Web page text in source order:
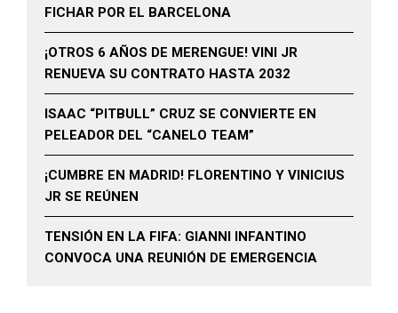
FICHAR POR EL BARCELONA
¡OTROS 6 AÑOS DE MERENGUE! VINI JR
RENUEVA SU CONTRATO HASTA 2032
ISAAC “PITBULL” CRUZ SE CONVIERTE EN
PELEADOR DEL “CANELO TEAM”
¡CUMBRE EN MADRID! FLORENTINO Y VINICIUS
JR SE REÚNEN
TENSIÓN EN LA FIFA: GIANNI INFANTINO
CONVOCA UNA REUNIÓN DE EMERGENCIA